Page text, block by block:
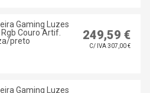
Gaming Luzes
Rgb Couro Artif.
preto
249,59 €
C/ IVA 307,00 €
Gaming Luzes